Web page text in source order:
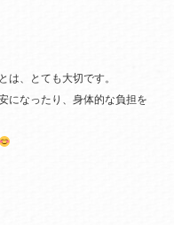
は、とても大切です。
になったり、身体的な負担を